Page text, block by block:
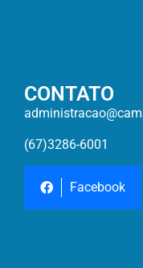
CONTATO
(67)3286-6001
Facebook